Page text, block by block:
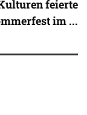
feierte
im ...